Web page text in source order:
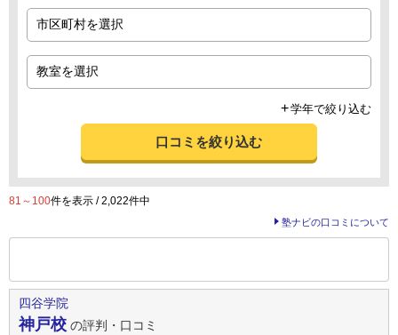
学年で絞り込む
口コミを絞り込む
81～100件を表示 / 2,022件中
塾ナビの口コミについて
四谷学院
神戸校 の評判・口コミ